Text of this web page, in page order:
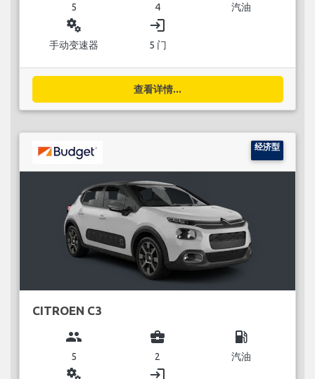
5 4 汽油
miscellaneous_services
手动变速器
login
5 门
查看详情...
经济型
CITROEN C3
group
5
business_center
2
local_gas_station
汽油
miscellaneous_services login